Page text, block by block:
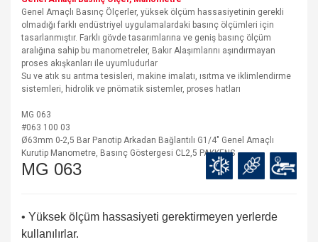
Genel Amaçlı Basınç Ölçerler, yüksek ölçüm hassasiyetinin gerekli
olmadığı farklı endüstriyel uygulamalardaki basınç ölçümleri için
tasarlanmıştır. Farklı gövde tasarımlarına ve geniş basınç ölçüm
aralığına sahip bu manometreler, Bakır Alaşımlarını aşındırmayan
proses akışkanları ile uyumludurlar
Su ve atık su arıtma tesisleri, makine imalatı, ısıtma ve iklimlendirme
sistemleri, hidrolik ve pnömatik sistemler, proses hatları
MG 063
#063 100 03
Ø63mm 0-2,5 Bar Panotip Arkadan Bağlantılı G1/4" Genel Amaçlı
Kurutip Manometre, Basınç Göstergesi CL2,5 PAKKENS
MG 063
• Yüksek ölçüm hassasiyeti gerektirmeyen yerlerde
kullanılırlar.